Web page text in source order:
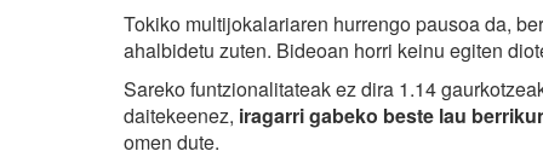
Tokiko multijokalariaren hurrengo pausoa da,
ahalbidetu zuten. Bideoan horri keinu egiten
Sareko funtzionalitateak ez dira 1.14
daitekeenez, iragarri gabeko beste lau
omen dute.